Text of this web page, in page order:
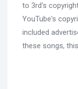
to 3rd's
YouTube's
included
these songs,